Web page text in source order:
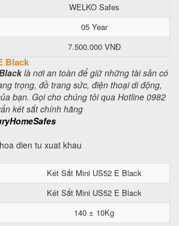
WELKO Safes
05 Year
7.500.000 VNĐ
Black
là nơi an toàn để giữ những tài sản có
trọng, đồ trang sức, điện thoại di động,
bạn. Gọi cho chúng tôi qua Hotline 0982
két sắt chính hãng
Két Sắt Mini US52 E Black
Két Sắt Mini US52 E Black
140 ± 10Kg